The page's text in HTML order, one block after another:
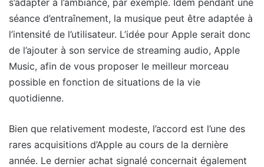
s’adapter à l’ambiance, par exemple. Idem pendant une
séance d’entraînement, la musique peut être adaptée à
l’intensité de l’utilisateur. L’idée pour Apple serait donc
de l’ajouter à son service de streaming audio, Apple
Music, afin de vous proposer le meilleur morceau
possible en fonction de situations de la vie
quotidienne.
Bien que relativement modeste, l’accord est l’une des
rares acquisitions d’Apple au cours de la dernière
année. Le dernier achat signalé concernait également